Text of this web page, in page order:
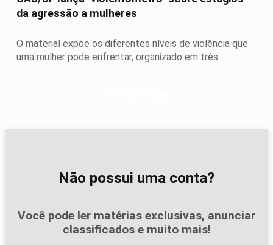
da agressão a mulheres
O material expõe os diferentes níveis de violência que
uma mulher pode enfrentar, organizado em três...
Não possui uma conta?
Você pode ler matérias exclusivas, anunciar
classificados e muito mais!